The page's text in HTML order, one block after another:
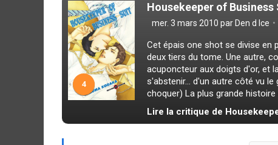
4
Housekeeper of Business
mer. 3 mars 2010 par Den d Ice
Cet épais one shot se divise en
deux tiers du tome. Une autre,
acuponcteur aux doigts d'or, et
s'abstenir... d'un autre côté vu
choquer) La plus grande histoire
Lire la critique de